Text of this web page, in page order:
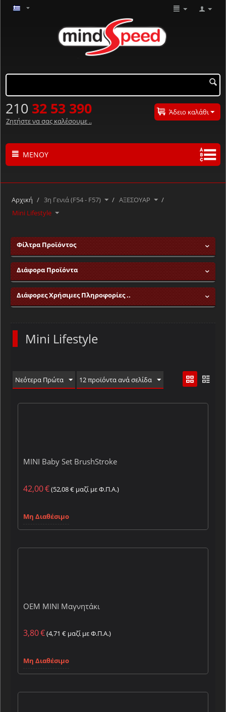
210 32 53 390
Ζητήστε να σας καλέσουμε ..
Άδειο καλάθι
ΜΕΝΟΎ
Μ
Ν Ξ Ο Π Σ Τ Υ
Αρχική / 3η Γενιά (F54 - F57) / ΑΞΕΣΟΥΑΡ
/
Mini Lifestyle
Φίλτρα Προϊόντος
Διάφορα Προϊόντα
Διάφορες Χρήσιμες Πληροφορίες ..
Mini Lifestyle
Νεότερα Πρώτα 12 προϊόντα ανά σελίδα
MINI Baby Set BrushStroke
42,00€(52,08€ μαζί με Φ.Π.Α.)
Μη Διαθέσιμο
OEM MINI Μαγνητάκι
3,80€(4,71 € μαζί με Φ.Π.Α.)
Μη Διαθέσιμο